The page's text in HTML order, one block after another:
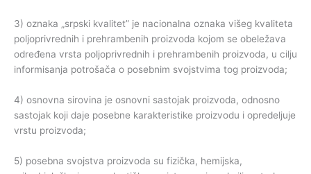
3) oznaka „srpski kvalitet” je nacionalna oznaka višeg kvaliteta
poljoprivrednih i prehrambenih proizvoda kojom se obeležava
određena vrsta poljoprivrednih i prehrambenih proizvoda, u cilju
informisanja potrošača o posebnim svojstvima tog proizvoda;
4) osnovna sirovina je osnovni sastojak proizvoda, odnosno
sastojak koji daje posebne karakteristike proizvodu i opredeljuje
vrstu proizvoda;
5) posebna svojstva proizvoda su fizička, hemijska,